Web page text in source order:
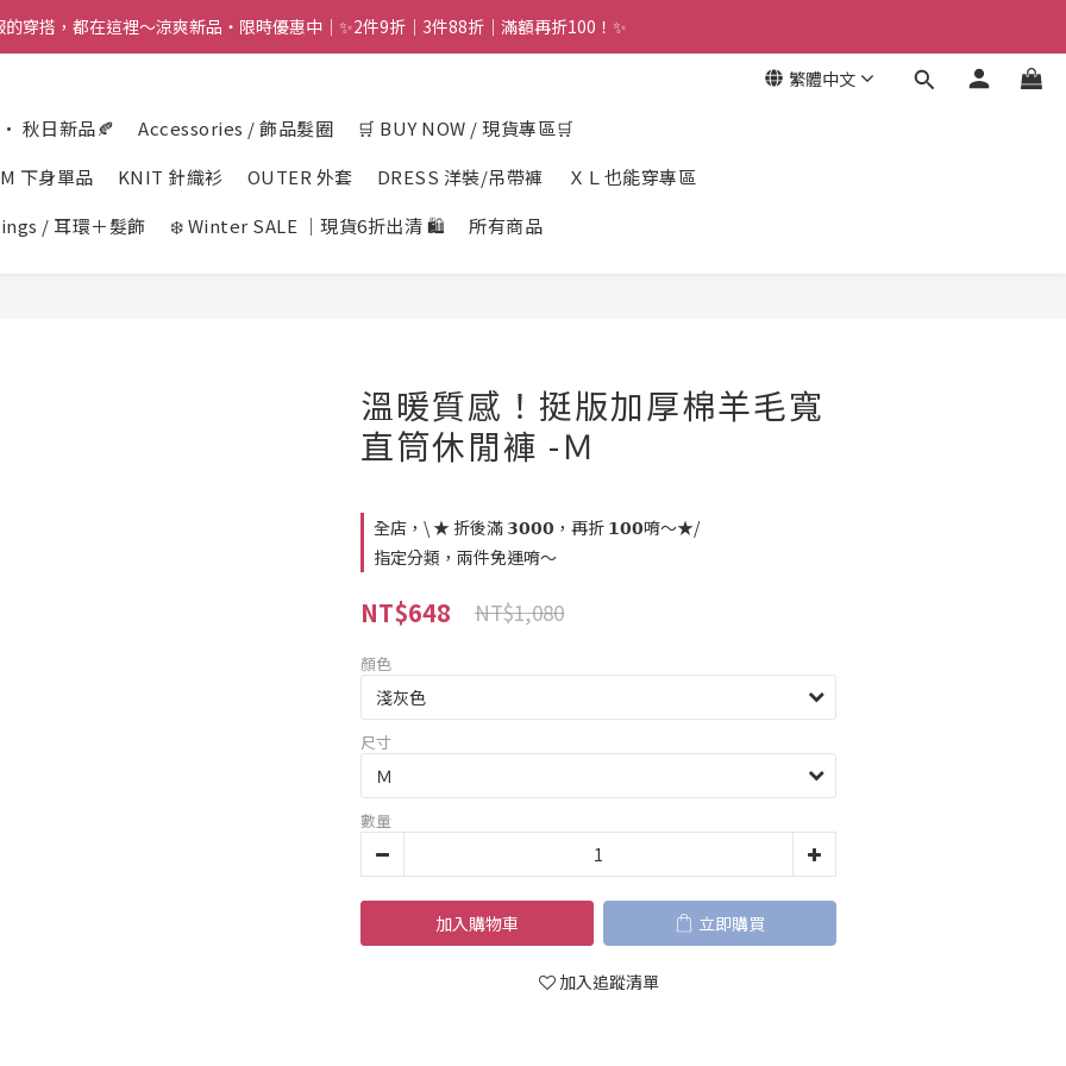
的穿搭，都在這裡～涼爽新品・限時優惠中｜✨2件9折｜3件88折｜滿額再折100！✨
繁體中文
秋日新品🍂 Accessories / 飾品髮圈
🛒 BUY NOW / 現貨專區🛒
下身單品
KNIT 針織衫 OUTER 外套 DRESS 洋裝/吊帶褲
ＸＬ也能穿專區
/ 耳環＋髮飾
❄️ Winter SALE ｜現貨6折出清 🛍️ 所有商品
溫暖質感！挺版加厚棉羊毛寬
直筒休閒褲 -Ｍ
全店，\ ★ 折後滿 𝟯𝟬𝟬𝟬，再折 𝟭𝟬𝟬唷～★/
指定分類，兩件免運唷～
NT$648 NT$1,080
顏色
尺寸
數量
加入購物車 立即購買
加入追蹤清單